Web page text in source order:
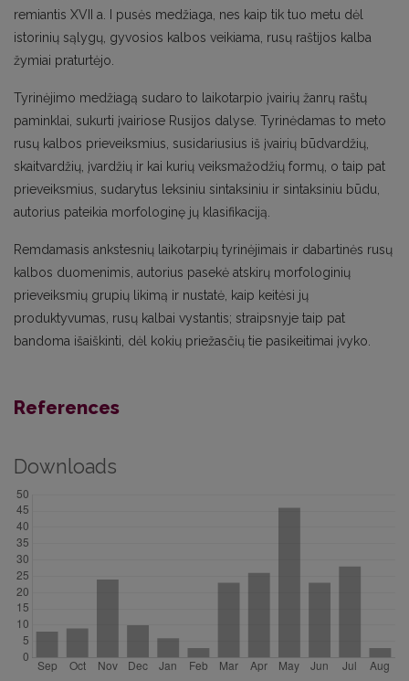
remiantis XVII a. I pusės medžiaga, nes kaip tik tuo metu dėl
istorinių sąlygų, gyvosios kalbos veikiama, rusų raštijos kalba
žymiai praturtėjo.
Tyrinėjimo medžiagą sudaro to laikotarpio įvairių žanrų raštų
paminklai, sukurti įvairiose Rusijos dalyse. Tyrinėdamas to meto
rusų kalbos prieveiksmius, susidariusius iš įvairių būdvardžių,
skaitvardžių, įvardžių ir kai kurių veiksmažodžių formų, o taip pat
prieveiksmius, sudarytus leksiniu sintaksiniu ir sintaksiniu būdu,
autorius pateikia morfologinę jų klasifikaciją.
Remdamasis ankstesnių laikotarpių tyrinėjimais ir dabartinės rusų
kalbos duomenimis, autorius pasekė atskirų morfologinių
prieveiksmių grupių likimą ir nustatė, kaip keitėsi jų
produktyvumas, rusų kalbai vystantis; straipsnyje taip pat
bandoma išaiškinti, dėl kokių priežasčių tie pasikeitimai įvyko.
References
Downloads